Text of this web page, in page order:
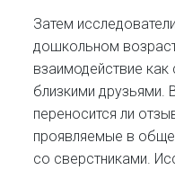
Затем
дошкольном
взаимодействие
близкими друзьями.
переносится ли
проявляемые в
со сверстниками.